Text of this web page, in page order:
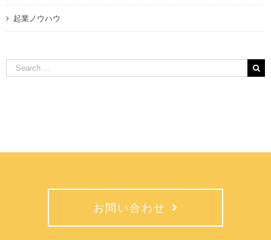
起業ノウハウ
Search
for:
お問い合わせ